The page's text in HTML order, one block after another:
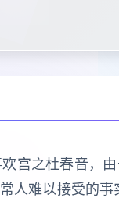
宫之杜春音，
人难以接受的